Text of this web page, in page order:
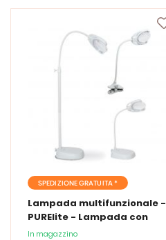
SPEDIZIONE GRATUITA *
Lampada multifunzionale -
PURElite - Lampada con
lente d'ingrandimento
In magazzino